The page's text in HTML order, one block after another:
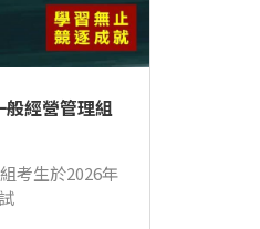
般經營管理組
考生於2026年